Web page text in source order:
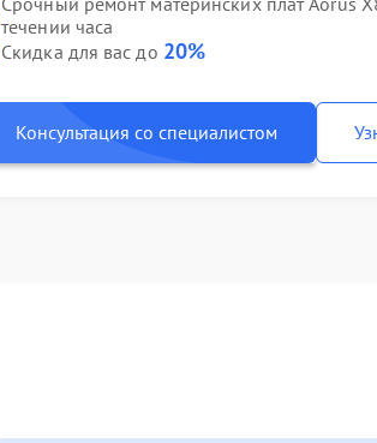
течении часа
Скидка для вас до 20%
Консультация со специалистом